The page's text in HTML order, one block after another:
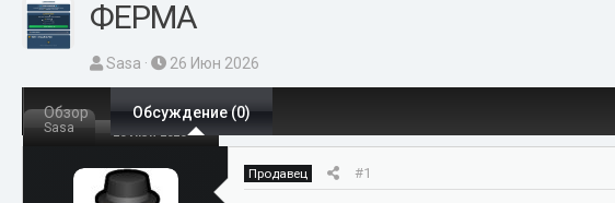
ФЕРМА
А
в
т
о
т
Sasa
Д
а
т
а
26 Июн 2026
Обзор Обсуждение (0)
Sasa 26 Июн 2026
Продавец #1